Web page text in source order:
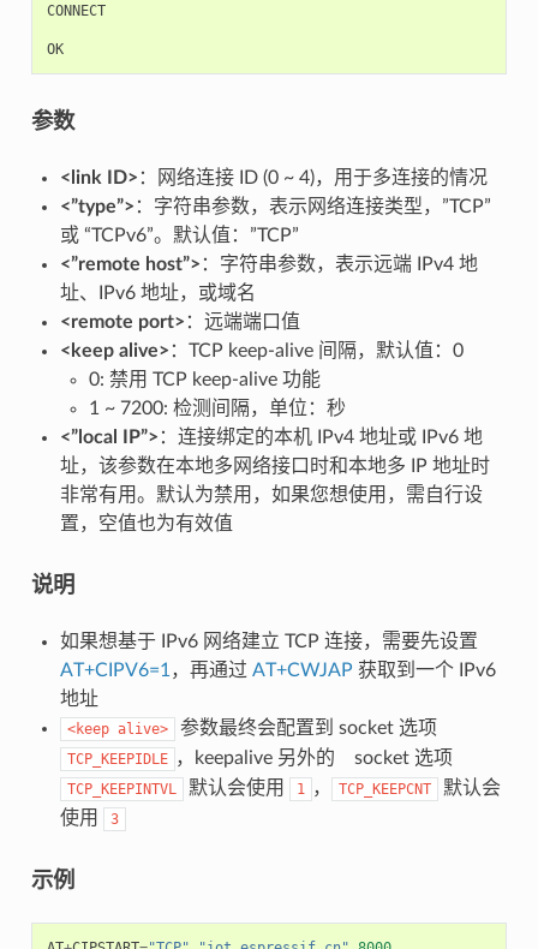
CONNECT
OK
参数
<link ID> ：网络连接 ID (0 ~ 4)，用于多连接的情况
<”type”> ：字符串参数，表示网络连接类型，”TCP”
或 “TCPv6”。默认值：”TCP”
<”remote host”> ：字符串参数，表示远端 IPv4 地
址、IPv6 地址，或域名
<remote port> ：远端端口值
<keep alive> ：TCP keep-alive 间隔，默认值：0
0: 禁用 TCP keep-alive 功能
1 ~ 7200: 检测间隔，单位：秒
<”local IP”> ：连接绑定的本机 IPv4 地址或 IPv6 地
址，该参数在本地多网络接口时和本地多 IP 地址时
非常有用。默认为禁用，如果您想使用，需自行设
置，空值也为有效值
说明
如果想基于 IPv6 网络建立 TCP 连接，需要先设置
AT+CIPV6=1 ，再通过 AT+CWJAP 获取到一个 IPv6
地址
<keep alive> 参数最终会配置到 socket 选项
TCP_KEEPIDLE ，keepalive 另外的 socket 选项
TCP_KEEPINTVL 默认会使用 1 ， TCP_KEEPCNT
默认会
使用
3
示例